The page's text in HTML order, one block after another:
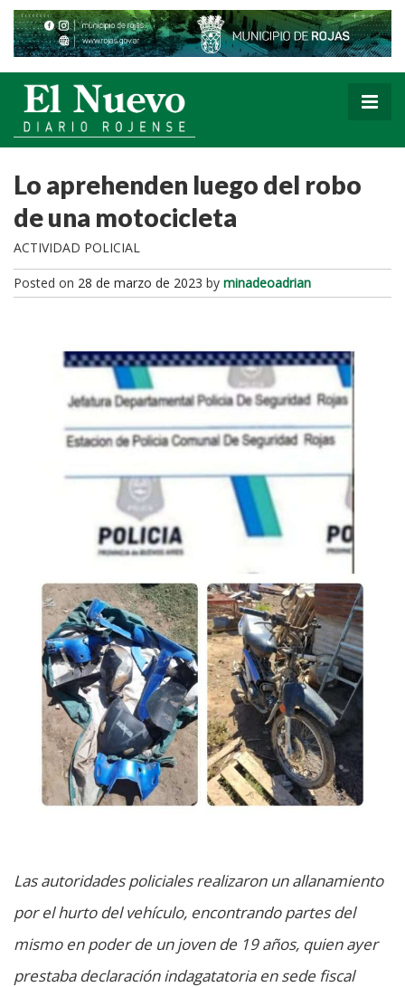
Lo aprehenden luego del robo
de una motocicleta
ACTIVIDAD POLICIAL
Posted on 28 de marzo de 2023 by minadeoadrian
Las autoridades policiales realizaron un allanamiento
por el hurto del vehículo, encontrando partes del
mismo en poder de un joven de 19 años, quien ayer
prestaba declaración indagatatoria en sede fiscal